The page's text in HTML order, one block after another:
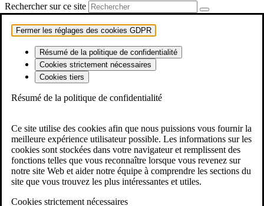
Rechercher sur ce site
Fermer les réglages des cookies GDPR
Résumé de la politique de confidentialité
Cookies strictement nécessaires
Cookies tiers
Résumé de la politique de confidentialité
Ce site utilise des cookies afin que nous puissions vous fournir la
meilleure expérience utilisateur possible. Les informations sur les
cookies sont stockées dans votre navigateur et remplissent des
fonctions telles que vous reconnaître lorsque vous revenez sur
notre site Web et aider notre équipe à comprendre les sections du
site que vous trouvez les plus intéressantes et utiles.
Cookies strictement nécessaires